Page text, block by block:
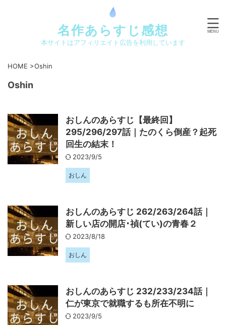
名作あらすじ感想
本サイトはアフィリエイト広告を利用しています
HOME >Oshin
Oshin
おしんのあらすじ【最終回】
295/296/297話｜たのくら倒産？起死
回生の結末！
2023/9/5
おしん
おしんのあらすじ 262/263/264話｜
新しい店の開店･禎(てい)の青春２
2023/8/18
おしん
おしんのあらすじ 232/233/234話｜
仁が東京で就職するも所在不明に
2023/9/5